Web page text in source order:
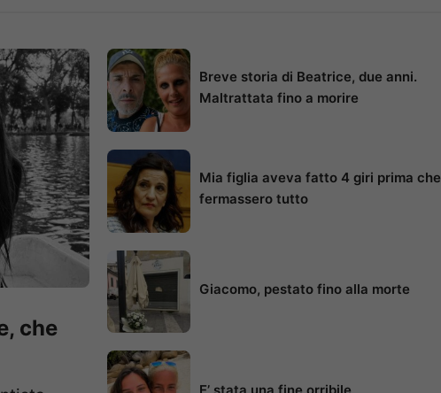
che
Breve storia di Beatrice, due anni.
Maltrattata fino a morire
Mia figlia aveva fatto 4 giri prima che
fermassero tutto
Giacomo, pestato fino alla morte
E’ stata una fine orribile